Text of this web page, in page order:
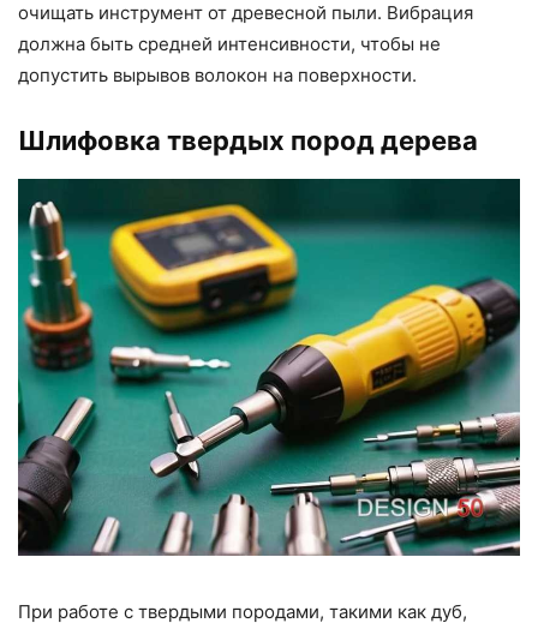
очищать инструмент от древесной пыли. Вибрация
должна быть средней интенсивности, чтобы не
допустить вырывов волокон на поверхности.
Шлифовка твердых пород дерева
При работе с твердыми породами, такими как дуб,